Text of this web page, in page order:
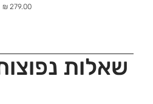
מחיר
שאלות